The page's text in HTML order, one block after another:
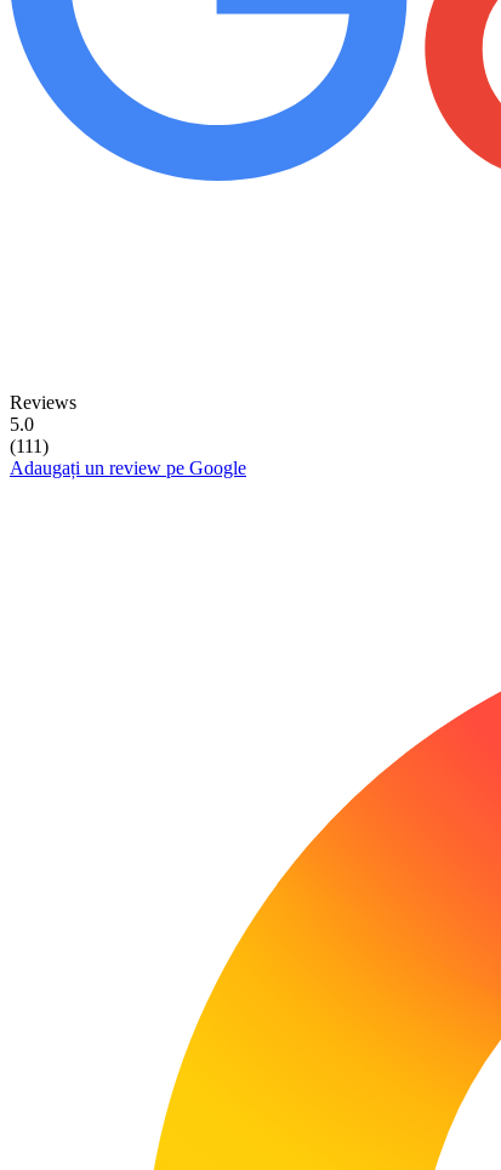
Reviews
5.0
(111)
Adaugați un review pe Google